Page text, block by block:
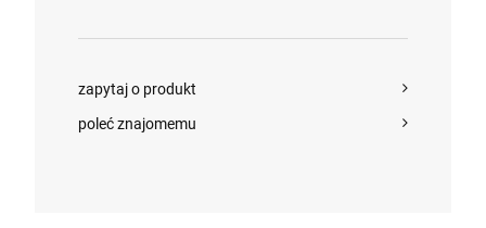
zapytaj o produkt
poleć znajomemu